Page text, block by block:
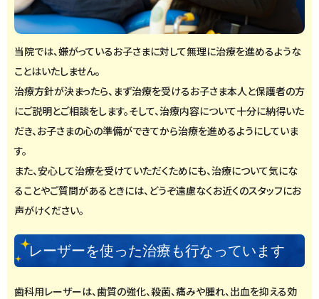
当院では、嫌がっているお子さまに対して無理に治療を進めるような
ことはいたしません。
治療方針が決まったら、まず治療を受けるお子さま本人と保護者の方
にご説明とご相談をします。そして、治療内容について十分に納得いた
だき、お子さまの心の準備ができてから治療を進めるようにしていま
す。
また、安心して治療を受けていただくためにも、治療について気にな
ることやご質問があるときには、どうぞ遠慮なくお近くのスタッフにお
声がけください。
レーザーを使った治療も行なっています
歯科用レーザーは、歯質の強化、殺菌、痛みや腫れ、出血を抑える効